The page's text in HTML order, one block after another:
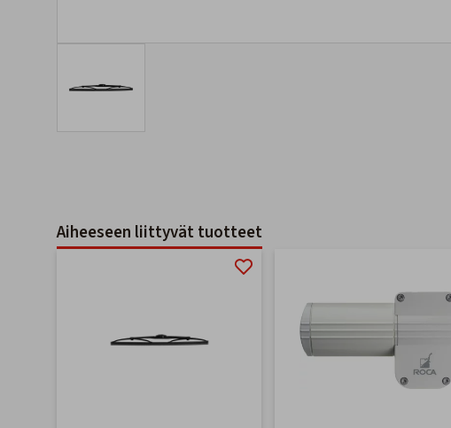
Aiheeseen liittyvät tuotteet